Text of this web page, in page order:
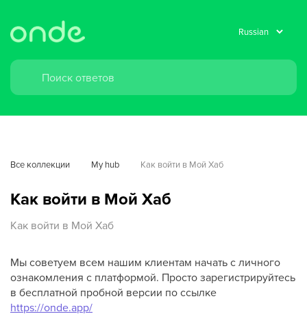
Все коллекции My hub Как войти в Мой Хаб
Как войти в Мой Хаб
Как войти в Мой Хаб
Мы советуем всем нашим клиентам начать с личного
ознакомления с платформой. Просто зарегистрируйтесь
в бесплатной пробной версии по ссылке
https://onde.app/